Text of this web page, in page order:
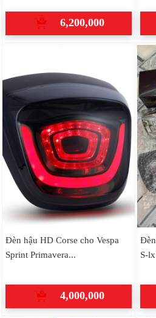
6,200,000
Đèn hậu HD Corse cho Vespa
Sprint Primavera...
4,000,000
S-